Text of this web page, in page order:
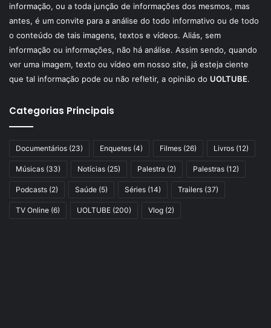
informação, ou a toda junção de informações dos mesmos, mas
antes, é um convite para a análise do todo informativo ou de todo
o conteúdo de tais imagens, textos e vídeos. Aliás, sem
informação ou informações, não há análise. Assim sendo, quando
ver uma imagem, texto ou vídeo em nosso site, já esteja ciente
que tal informação pode ou não refletir, a opinião do UOLTUBE.
Categorias Principais
Documentários (23) Enquetes (4) Filmes (26) Livros (12)
Músicas (33) Notícias (25) Palestra (2) Palestras (12)
Podcasts (2) Saúde (5) Séries (14) Trailers (37)
TV Online (6) UOLTUBE (200) Vlog (2)